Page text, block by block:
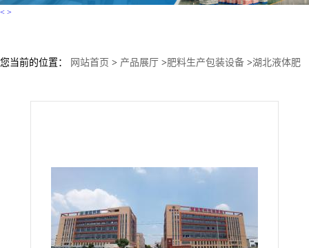
< >
您当前的位置： 网站首页 > 产品展厅 >肥料生产包装设备 >湖北液体肥